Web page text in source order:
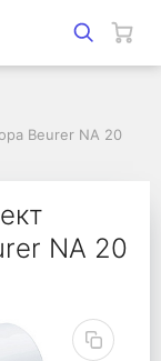
Beurer NA 20
Beurer NA 20
NA 20